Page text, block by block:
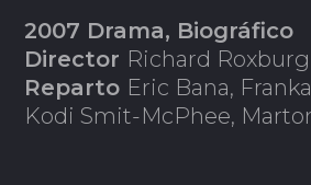
2007 Drama, Biográfico
Director Richard
Reparto Eric Bana,
Kodi Smit-McPhee,